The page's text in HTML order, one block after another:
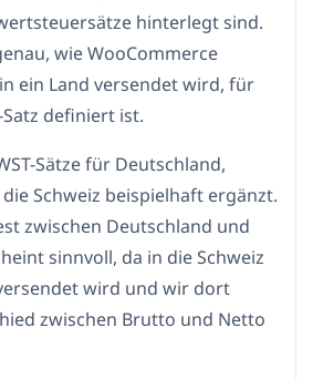
hinterlegt sind.
wie WooCommerce
ein Land versendet wird, für
Satz definiert ist.
Sätze für Deutschland,
Schweiz beispielhaft ergänzt.
zwischen Deutschland und
sinnvoll, da in die Schweiz
wird und wir dort
zwischen Brutto und Netto